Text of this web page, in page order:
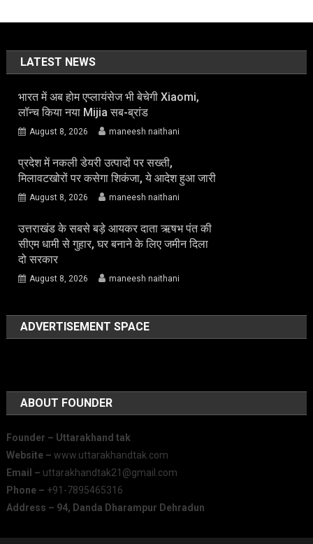
LATEST NEWS
भारत में अब होम एप्लायंसेज भी बेचेगी Xiaomi,
लॉन्च किया नया Mijia सब-ब्रांड
August 8, 2026 maneesh naithani
प्रदेश में नकली डेयरी उत्पादों पर सख्ती,
मिलावटखोरों पर कसेगा शिकंजा, ये आदेश हुआ जारी
August 8, 2026 maneesh naithani
उत्तराखंड के सबसे बड़े आयकर दाता ऋषभ पंत की
सीएम धामी से गुहार, घर बनाने के लिए जमीन दिला
दो सरकार
August 8, 2026 maneesh naithani
ADVERTISEMENT SPACE
ABOUT FOUNDER
Founder – Uttarakhand tak
Website – www.uttarakhandtak.com
Email – uttarakhandtak21@gmail.com
Phone – +91-7895465316
Address – 94, Danda Dharampur Dehradun